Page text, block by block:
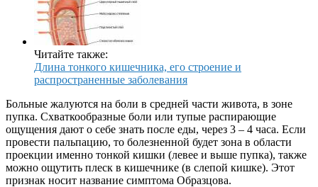
Читайте также:
Длина тонкого кишечника, его строение и
распространенные заболевания
Больные жалуются на боли в средней части живота, в зоне
пупка. Схваткообразные боли или тупые распирающие
ощущения дают о себе знать после еды, через 3 – 4 часа. Если
провести пальпацию, то болезненной будет зона в области
проекции именно тонкой кишки (левее и выше пупка), также
можно ощутить плеск в кишечнике (в слепой кишке). Этот
признак носит название симптома Образцова.